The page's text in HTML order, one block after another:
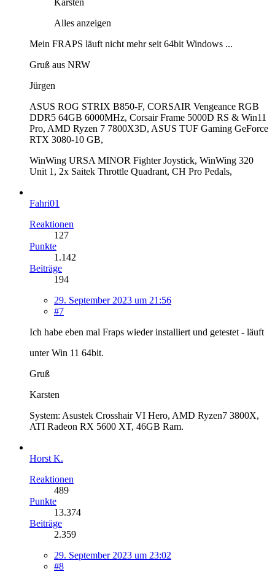
Alles anzeigen
Mein FRAPS läuft nicht mehr seit 64bit Windows ...
Gruß aus NRW
Jürgen
ASUS ROG STRIX B850-F, CORSAIR Vengeance RGB
DDR5 64GB 6000MHz, Corsair Frame 5000D RS & Win11
Pro, AMD Ryzen 7 7800X3D, ASUS TUF Gaming GeForce
RTX 3080-10 GB,
WinWing URSA MINOR Fighter Joystick, WinWing 320
Unit 1, 2x Saitek Throttle Quadrant, CH Pro Pedals,
Fahri01
Reaktionen
127
Punkte
1.142
Beiträge
194
29. September 2023 um 21:56
#7
Ich habe eben mal Fraps wieder installiert und getestet - läuft
unter Win 11 64bit.
Gruß
Karsten
System: Asustek Crosshair VI Hero, AMD Ryzen7 3800X,
ATI Radeon RX 5600 XT, 46GB Ram.
Horst K.
Reaktionen
489
Punkte
13.374
Beiträge
2.359
29. September 2023 um 23:02
#8